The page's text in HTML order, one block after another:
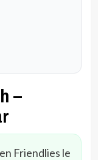
–
Friendlies le